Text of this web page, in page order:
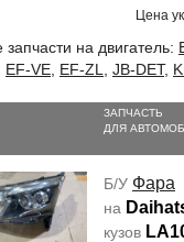
Цена
запчасти на двигатель:
EF-VE EF-ZL JB-DET,
ЗАПЧАСТЬ
ДЛЯ
Б/У Фара
на
кузов